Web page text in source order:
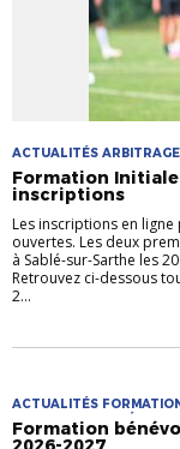
ACTUALITÉS
FORMATIONS
Formation
inscriptions
Les inscriptions en
ouvertes. Les deux
à Sablé-sur-Sarthe les
Retrouvez ci-dessous
2...
ACTUALITÉS
FORMATION DES
Formation